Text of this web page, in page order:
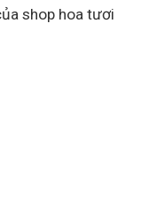
shop hoa tươi